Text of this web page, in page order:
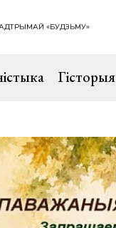
«БУДЗЬМУ»
Гісторыя